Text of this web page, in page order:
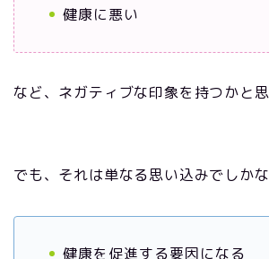
健康に悪い
など、ネガティブな印象を持つかと思
でも、それは単なる思い込みでしかな
健康を促進する要因になる